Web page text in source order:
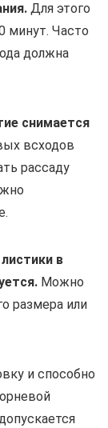
Для этого
минут. Часто
должна
снимается
всходов
рассаду
в
Можно
размера или
и способно